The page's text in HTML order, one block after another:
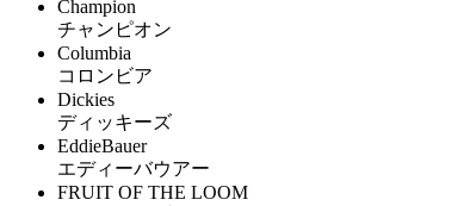
Champion
チャンピオン
Columbia
コロンビア
Dickies
ディッキーズ
EddieBauer
エディーバウアー
FRUIT OF THE LOOM